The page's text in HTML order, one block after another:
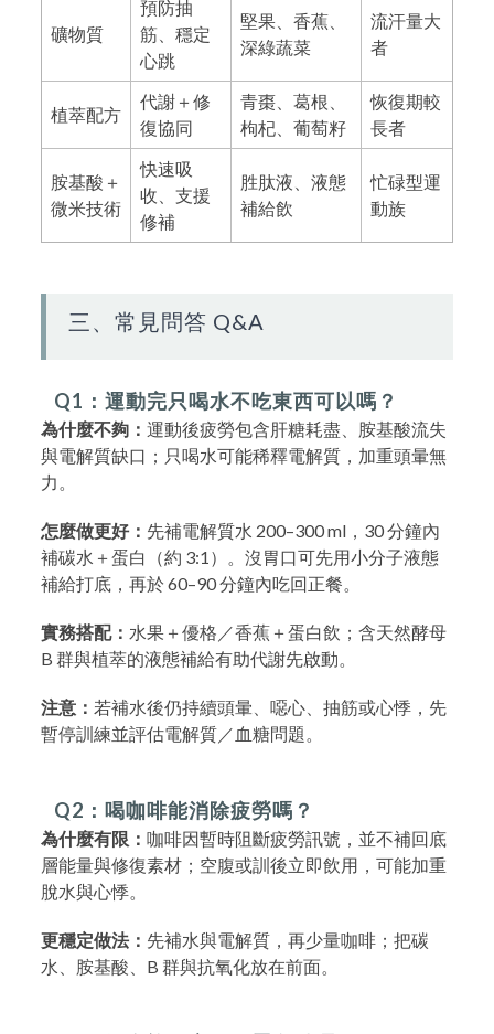
礦物質
預防抽
筋、穩定
心跳
堅果、香蕉、
深綠蔬菜
流汗量大
者
植萃配方
代謝＋修
復協同
青棗、葛根、
枸杞、葡萄籽
恢復期較
長者
胺基酸＋
微米技術
快速吸
收、支援
修補
胜肽液、液態
補給飲
忙碌型運
動族
三、常見問答 Q&A
Q1：運動完只喝水不吃東西可以嗎？
為什麼不夠： 運動後疲勞包含肝糖耗盡、胺基酸流失
與電解質缺口；只喝水可能稀釋電解質，加重頭暈無
力。
怎麼做更好： 先補電解質水 200–300 ml，30 分鐘內
補碳水＋蛋白（約 3:1）。沒胃口可先用小分子液態
補給打底，再於 60–90 分鐘內吃回正餐。
實務搭配： 水果＋優格／香蕉＋蛋白飲；含天然酵母
B 群與植萃的液態補給有助代謝先啟動。
注意： 若補水後仍持續頭暈、噁心、抽筋或心悸，先
暫停訓練並評估電解質／血糖問題。
Q2：喝咖啡能消除疲勞嗎？
為什麼有限： 咖啡因暫時阻斷疲勞訊號，並不補回底
層能量與修復素材；空腹或訓後立即飲用，可能加重
脫水與心悸。
更穩定做法： 先補水與電解質，再少量咖啡；把碳
水、胺基酸、B 群與抗氧化放在前面。